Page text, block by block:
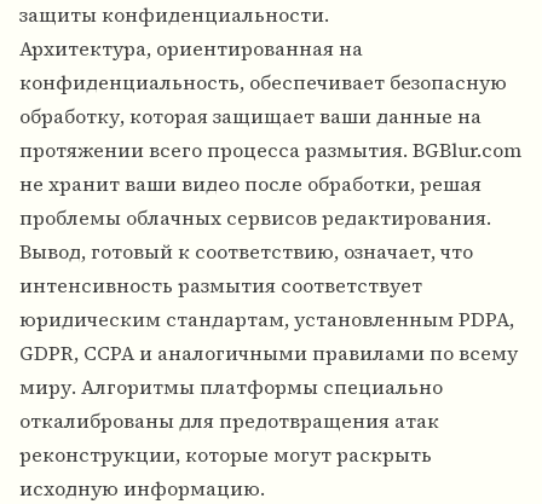
защиты конфиденциальности.
Архитектура, ориентированная на
конфиденциальность, обеспечивает безопасную
обработку, которая защищает ваши данные на
протяжении всего процесса размытия. BGBlur.com
не хранит ваши видео после обработки, решая
проблемы облачных сервисов редактирования.
Вывод, готовый к соответствию, означает, что
интенсивность размытия соответствует
юридическим стандартам, установленным PDPA,
GDPR, CCPA и аналогичными правилами по всему
миру. Алгоритмы платформы специально
откалиброваны для предотвращения атак
реконструкции, которые могут раскрыть
исходную информацию.